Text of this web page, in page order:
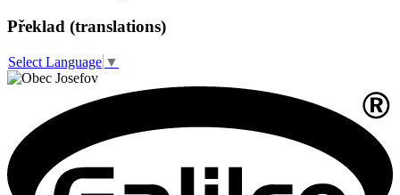
Překlad (translations)
Select Language ▼